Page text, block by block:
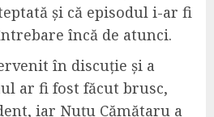
și că episodul i-ar fi
încă de atunci.
în discuție și a
ar fi fost făcut brusc,
iar Nuțu Cămătaru a